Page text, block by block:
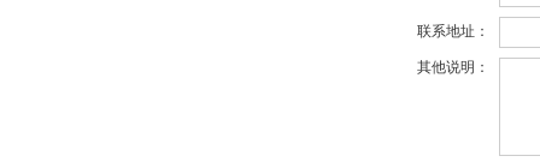
联系地址：
其他说明：